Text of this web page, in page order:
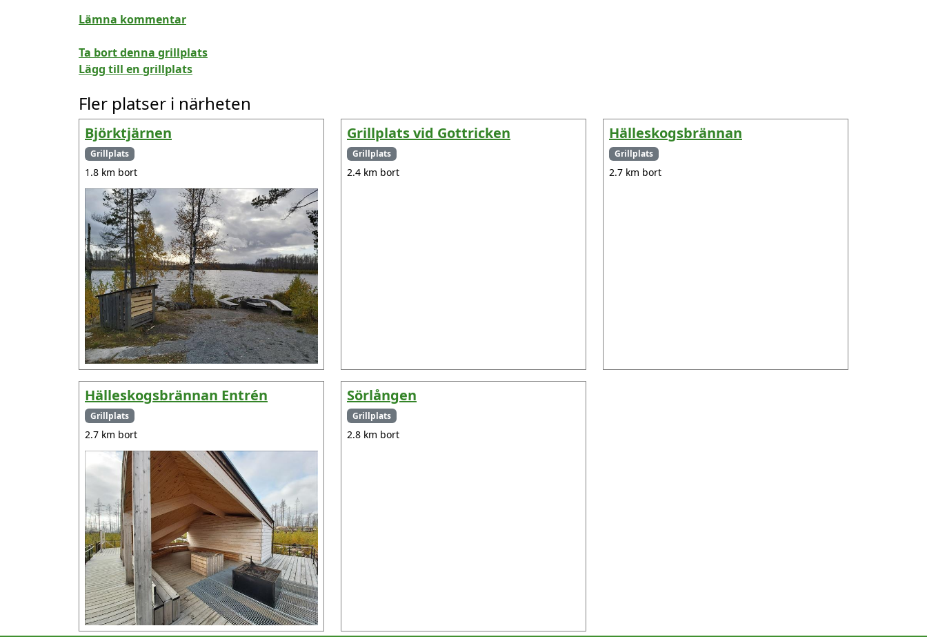
Lämna kommentar
Ta bort denna grillplats
Lägg till en grillplats
Fler platser i närheten
Björktjärnen
Grillplats
1.8 km bort
Grillplats vid Gottricken
Grillplats
2.4 km bort
Hälleskogsbrännan
Grillplats
2.7 km bort
Hälleskogsbrännan Entrén
Grillplats
2.7 km bort
Sörlången
Grillplats
2.8 km bort